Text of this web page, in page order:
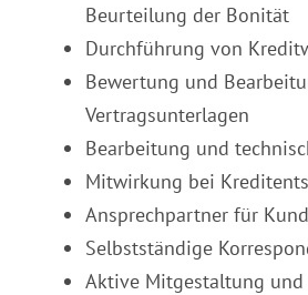
Beurteilung der Bonität
Durchführung von
Bewertung und
Vertragsunterlagen
Bearbeitung und
Mitwirkung bei
Ansprechpartner für
Selbstständige
Aktive Mitgestaltung und